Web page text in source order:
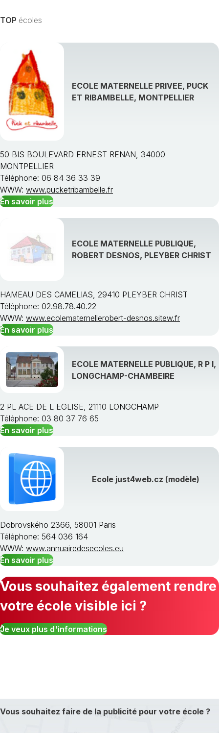
TOP écoles
ECOLE MATERNELLE PRIVEE, PUCK
ET RIBAMBELLE, MONTPELLIER
50 BIS BOULEVARD ERNEST RENAN, 34000
MONTPELLIER
Téléphone: 06 84 36 33 39
WWW: www.pucketribambelle.fr
En savoir plus
ECOLE MATERNELLE PUBLIQUE,
ROBERT DESNOS, PLEYBER CHRIST
HAMEAU DES CAMELIAS, 29410 PLEYBER CHRIST
Téléphone: 02.98.78.40.22
WWW: www.ecolematernellerobert-desnos.sitew.fr
En savoir plus
ECOLE MATERNELLE PUBLIQUE, R P I,
LONGCHAMP-CHAMBEIRE
2 PL ACE DE L EGLISE, 21110 LONGCHAMP
Téléphone: 03 80 37 76 65
En savoir plus
Ecole just4web.cz (modèle)
Dobrovského 2366, 58001 Paris
Téléphone: 564 036 164
WWW: www.annuairedesecoles.eu
En savoir plus
Vous souhaitez également rendre
votre école visible ici ?
Je veux plus d'informations
Vous souhaitez faire de la publicité pour votre école ?